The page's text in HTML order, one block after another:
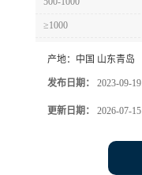
≥1000
产地： 中国 山东青岛
发布日期： 2023-09-19
更新日期： 2026-07-15